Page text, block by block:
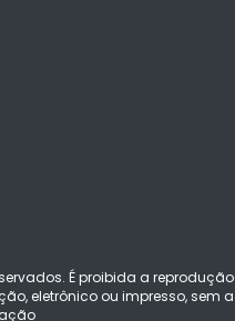
É proibida a reprodução
eletrônico ou impresso, sem a